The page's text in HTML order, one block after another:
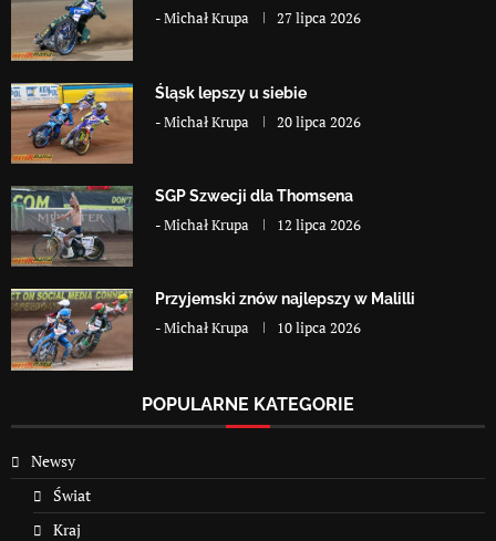
-Michał Krupa 27 lipca 2026
Śląsk lepszy u siebie
-Michał Krupa 20 lipca 2026
SGP Szwecji dla Thomsena
-Michał Krupa 12 lipca 2026
Przyjemski znów najlepszy w Malilli
-Michał Krupa 10 lipca 2026
POPULARNE KATEGORIE
Newsy
Świat
Kraj